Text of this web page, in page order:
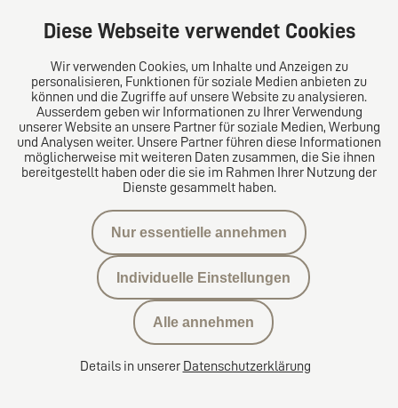
Das europäische Kanzlei-Netzwerk
Datenschutzerklärung
Diese Webseite verwendet Cookies
Wir verwenden Cookies, um Inhalte und Anzeigen zu
personalisieren, Funktionen für soziale Medien anbieten zu
können und die Zugriffe auf unsere Website zu analysieren.
Ausserdem geben wir Informationen zu Ihrer Verwendung
unserer Website an unsere Partner für soziale Medien, Werbung
und Analysen weiter. Unsere Partner führen diese Informationen
möglicherweise mit weiteren Daten zusammen, die Sie ihnen
bereitgestellt haben oder die sie im Rahmen Ihrer Nutzung der
Dienste gesammelt haben.
Nur essentielle annehmen
Individuelle Einstellungen
Alle annehmen
Details in unserer Datenschutzerklärung